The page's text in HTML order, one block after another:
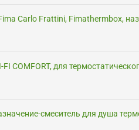
Carlo Frattini, Fimathermbox,
COMFORT, для
смеситель для душа